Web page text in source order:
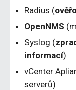
Radius (
OpenNMS
Syslog (
informací)
vCenter
serverů)